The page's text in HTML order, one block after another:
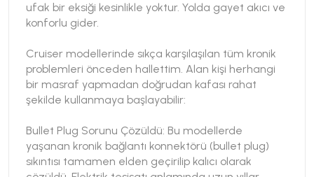
ufak bir eksiği kesinlikle yoktur. Yolda gayet akıcı ve
konforlu gider.
Cruiser modellerinde sıkça karşılaşılan tüm kronik
problemleri önceden hallettim. Alan kişi herhangi
bir masraf yapmadan doğrudan kafası rahat
şekilde kullanmaya başlayabilir:
Bullet Plug Sorunu Çözüldü: Bu modellerde
yaşanan kronik bağlantı konnektörü (bullet plug)
sıkıntısı tamamen elden geçirilip kalıcı olarak